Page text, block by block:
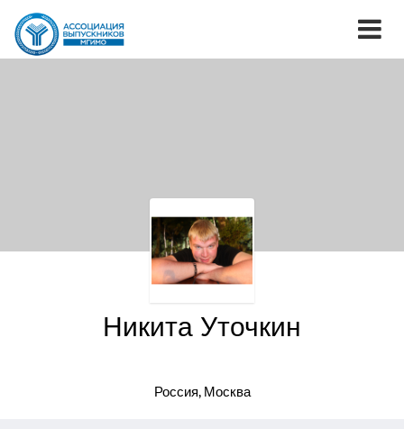
Никита Уточкин
Россия, Москва